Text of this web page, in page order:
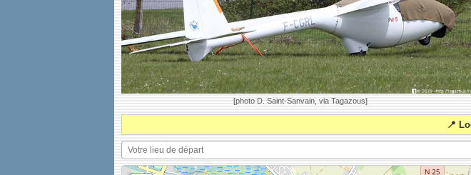
[photo D. Saint-Sanvain, via Tagazous]
📍